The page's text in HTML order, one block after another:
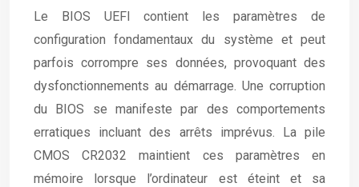
Le BIOS UEFI contient les paramètres de
configuration fondamentaux du système et peut
parfois corrompre ses données, provoquant des
dysfonctionnements au démarrage. Une corruption
du BIOS se manifeste par des comportements
erratiques incluant des arrêts imprévus. La pile
CMOS CR2032 maintient ces paramètres en
mémoire lorsque l’ordinateur est éteint et sa